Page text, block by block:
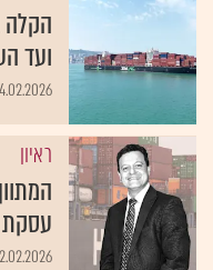
הקלה
ועד
ראיון